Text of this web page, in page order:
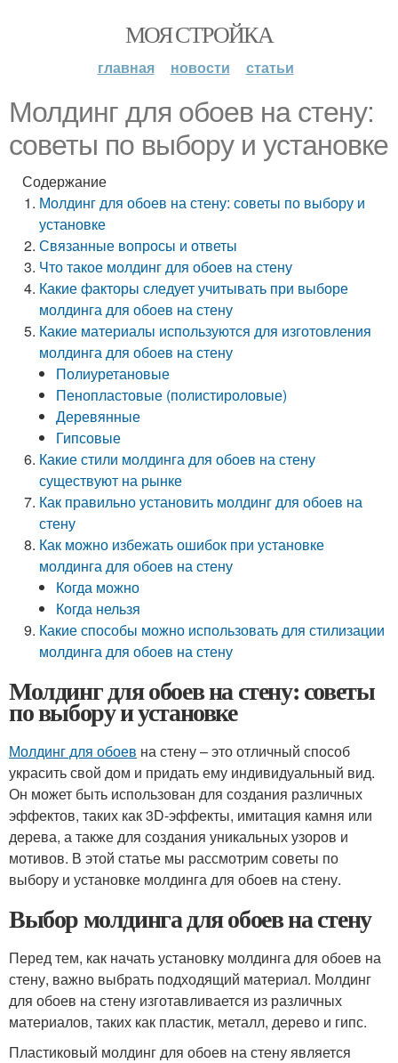
МОЯ СТРОЙКА
главная новости статьи
Молдинг для обоев на стену:
советы по выбору и установке
Содержание
Молдинг для обоев на стену: советы по выбору и
установке
Связанные вопросы и ответы
Что такое молдинг для обоев на стену
Какие факторы следует учитывать при выборе
молдинга для обоев на стену
Какие материалы используются для изготовления
молдинга для обоев на стену
Полиуретановые
Пенопластовые (полистироловые)
Деревянные
Гипсовые
Какие стили молдинга для обоев на стену
существуют на рынке
Как правильно установить молдинг для обоев на
стену
Как можно избежать ошибок при установке
молдинга для обоев на стену
Когда можно
Когда нельзя
Какие способы можно использовать для стилизации
молдинга для обоев на стену
Молдинг для обоев на стену: советы
по выбору и установке
Молдинг для обоев на стену – это отличный способ
украсить свой дом и придать ему индивидуальный вид.
Он может быть использован для создания различных
эффектов, таких как 3D-эффекты, имитация камня или
дерева, а также для создания уникальных узоров и
мотивов. В этой статье мы рассмотрим советы по
выбору и установке молдинга для обоев на стену.
Выбор молдинга для обоев на стену
Перед тем, как начать установку молдинга для обоев на
стену, важно выбрать подходящий материал. Молдинг
для обоев на стену изготавливается из различных
материалов, таких как пластик, металл, дерево и гипс.
Пластиковый молдинг для обоев на стену является